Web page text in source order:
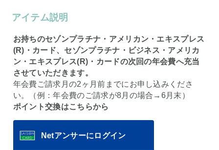
アイテム説明
お持ちのセゾンプラチナ・アメリカン・エキスプレス
(R)・カード、セゾンプラチナ・ビジネス・アメリカ
ン・エキスプレス(R)・カードの次回の年会費へ充当
させていただきます。
年会費ご請求月の2ヶ月前までにお申し込みくださ
い。（例：年会費のご請求が8月の場合→6月末）
ポイント交換はこちらから
Netアンサーにログイン